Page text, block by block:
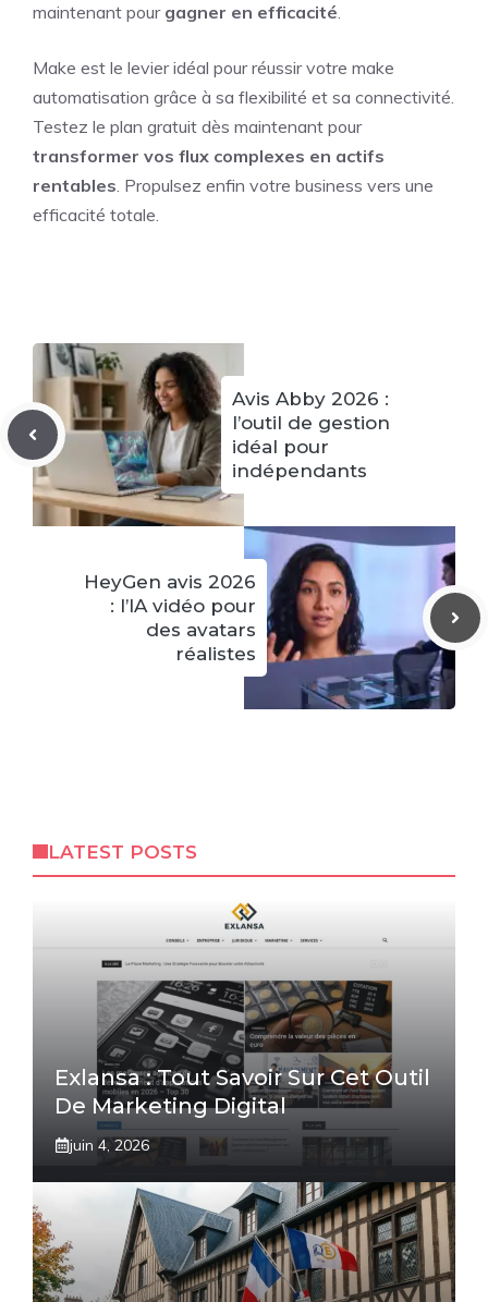
maintenant pour gagner en efficacité
Make est le levier idéal pour réussir votre make
automatisation grâce à sa flexibilité et sa connectivité.
Testez le plan gratuit dès maintenant pour
transformer vos flux complexes en actifs
rentables . Propulsez enfin votre business vers une
efficacité totale.
Avis Abby 2026 :
l’outil de gestion
idéal pour
indépendants
HeyGen avis 2026
: l’IA vidéo pour
des avatars
réalistes
LATEST POSTS
Exlansa : Tout Savoir Sur Cet Outil
De Marketing Digital
juin 4, 2026